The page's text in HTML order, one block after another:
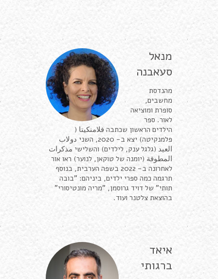
מנאל
סעאבנה
מהנדסת
מחשבים,
סופרת ומוציאה
לאור. ספר
הילדים הראשון שכתבה فلامنكيتا (
פלמנקיטה) יצא ב- 2020, השני دولاب
العيد (גלגל ענק, לילדים) והשלישי مذكرات
المطوقة (יומנה של טוקאן, לנוער) ראו אור
לאחרונה ב- 2022 בשפה הערבית, בנוסף
תרגמה כמה ספרי ילדים, ביניהם: "בובה
תותי" של דויד גרוסמן, "מריה מונטיסורי"
בהוצאת צלטנר ועוד.
איאד
ברגותי